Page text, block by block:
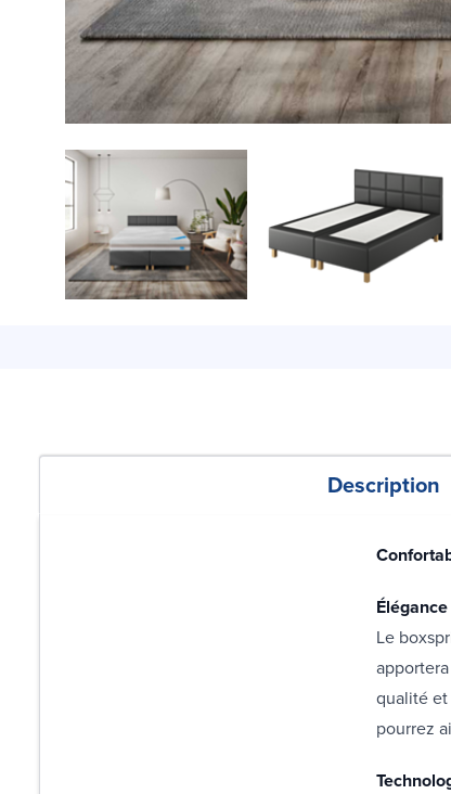
Description
Le
qualité
pourrez